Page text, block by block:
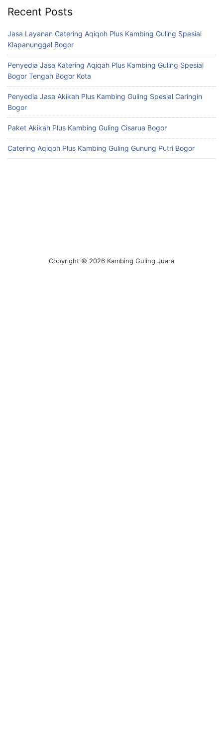
Recent Posts
Jasa Layanan Catering Aqiqoh Plus Kambing Guling Spesial
Klapanunggal Bogor
Penyedia Jasa Katering Aqiqah Plus Kambing Guling Spesial
Bogor Tengah Bogor Kota
Penyedia Jasa Akikah Plus Kambing Guling Spesial Caringin
Bogor
Paket Akikah Plus Kambing Guling Cisarua Bogor
Catering Aqiqoh Plus Kambing Guling Gunung Putri Bogor
Copyright © 2026 Kambing Guling Juara